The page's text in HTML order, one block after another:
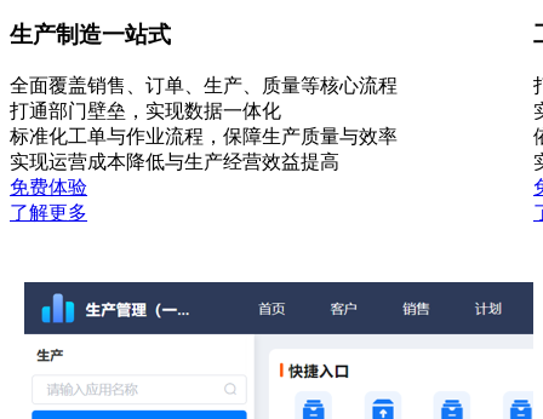
生产制造一站式
全面覆盖销售、订单、生产、质量等核心流程
打通部门壁垒，实现数据一体化
标准化工单与作业流程，保障生产质量与效率
实现运营成本降低与生产经营效益提高
免费体验
了解更多